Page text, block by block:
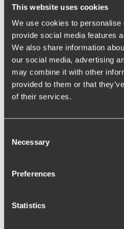
This website uses cookies
We use cookies to personalise
provide social media features
We also share information
our social media, advertising
may combine it with other
provided to them or that
of their services.
Selection
Necessary
Preferences
Statistics
sécurité et celle des autres
Pression
rotule
Chaque coffre sur attelage ne
voiture. Tout ceci est relatif au
l‘attelage qui est installée sous
vous pouvez charger votre attelage
contraire, vous pouvez la
surcharge